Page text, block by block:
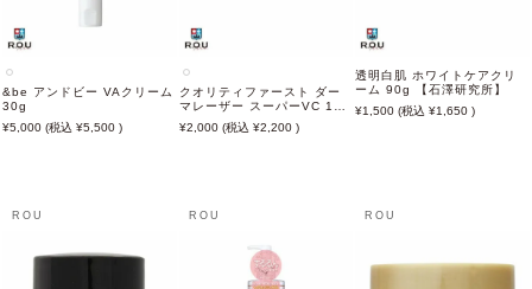
&be アンドビー VAクリーム
30g
5,000
5,500
クオリティファースト ダー
マレーザー スーパーVC 100
ジェルクリーム 80g
2,000 2,200
透明白肌 ホワイトケアクリ
ーム 90g 【石澤研究所】
1,500
1,650
ROU ROU ROU